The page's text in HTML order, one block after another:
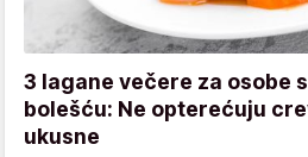
3 lagane večere za osobe
bolešću: Ne opterećuju
ukusne